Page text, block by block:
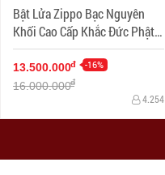
Bật Lửa Zippo Bạc Nguyên
Khối Cao Cấp Khắc Đức Phật
Và Quỷ Bản Armor
13.500.000đ -16%
16.000.000đ
4.254